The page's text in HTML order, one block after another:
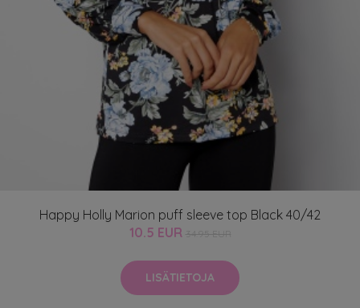
Happy Holly Marion puff sleeve top Black 40/42
10.5 EUR
LISÄTIETOJA